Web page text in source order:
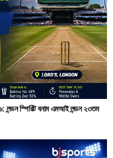
লন্ডন স্পিরিট বনাম এমআই লন্ডন ২৩তম